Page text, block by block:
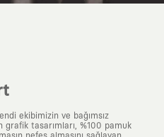
ekibimizin ve bağımsız
grafik tasarımları, %100 pamuk